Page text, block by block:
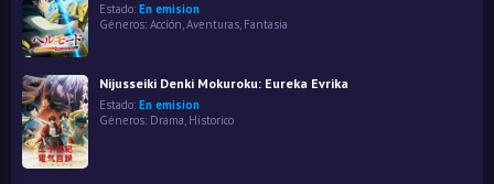
Estado: En emision
Géneros: Acción,Aventuras, Fantasía
Nijusseiki Denki Mokuroku: Eureka Evrika
Estado: En emision
Géneros: Drama Historico